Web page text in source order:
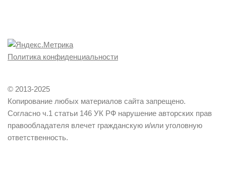
Политика конфиденциальности
© 2013-2025
Копирование любых материалов сайта запрещено.
Согласно ч.1 статьи 146 УК РФ нарушение авторских прав
правообладателя влечет гражданскую и/или уголовную
ответственность.